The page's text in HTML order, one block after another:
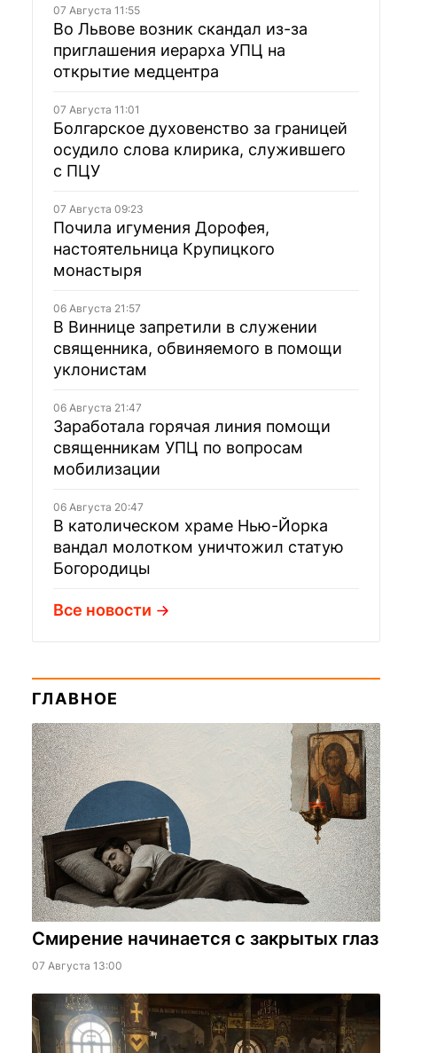
07 Августа 11:55
Во Львове возник скандал из-за
приглашения иерарха УПЦ на
открытие медцентра
07 Августа 11:01
Болгарское духовенство за границей
осудило слова клирика, служившего
с ПЦУ
07 Августа 09:23
Почила игумения Дорофея,
настоятельница Крупицкого
монастыря
06 Августа 21:57
В Виннице запретили в служении
священника, обвиняемого в помощи
уклонистам
06 Августа 21:47
Заработала горячая линия помощи
священникам УПЦ по вопросам
мобилизации
06 Августа 20:47
В католическом храме Нью-Йорка
вандал молотком уничтожил статую
Богородицы
Все новости
ГЛАВНОЕ
Смирение начинается с закрытых глаз
07 Августа 13:00